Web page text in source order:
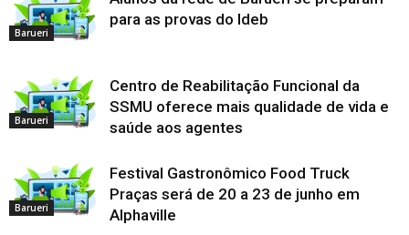
Barueri
para as provas do Ideb
Barueri
Centro de Reabilitação Funcional da
SSMU oferece mais qualidade de vida e
saúde aos agentes
Barueri
Festival Gastronômico Food Truck
Praças será de 20 a 23 de junho em
Alphaville